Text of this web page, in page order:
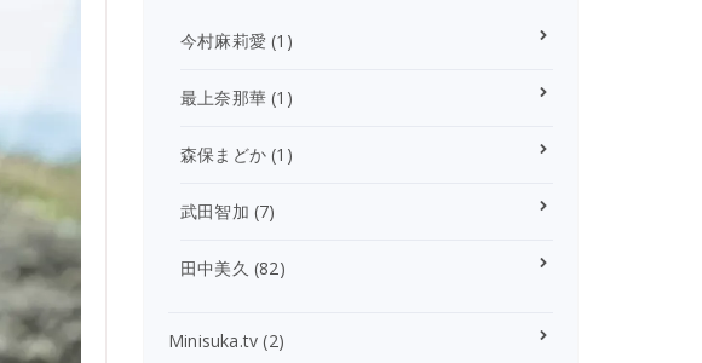
今村麻莉愛 (1)
最上奈那華 (1)
森保まどか (1)
武田智加 (7)
田中美久 (82)
Minisuka.tv (2)